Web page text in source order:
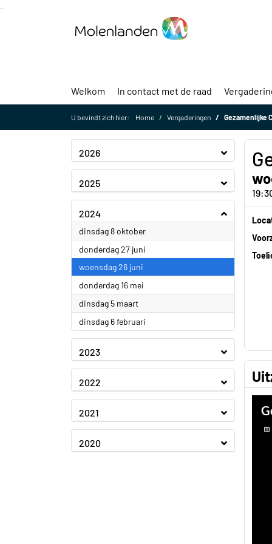
Welkom In contact met de raad
U bevindt zich hier: Home Vergaderingen Gezamenlijke
2026
2025
2024
dinsdag 8 oktober2024
donderdag 27 juni
woensdag 26 juni
donderdag 16 mei
dinsdag 5 maart2024
dinsdag 6 februari
2023
2022
2021
2020